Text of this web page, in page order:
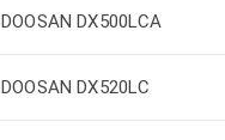
DOOSAN DX500LCA
DOOSAN DX520LC